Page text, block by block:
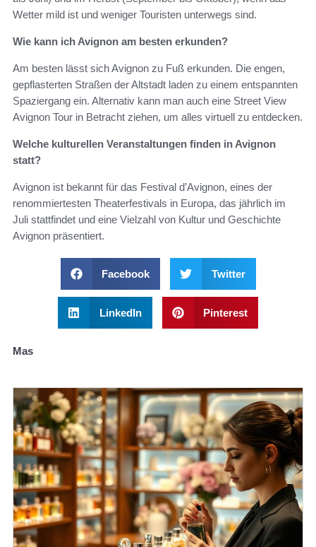
Wetter mild ist und weniger Touristen unterwegs sind.
Wie kann ich Avignon am besten erkunden?
Am besten lässt sich Avignon zu Fuß erkunden. Die engen,
gepflasterten Straßen der Altstadt laden zu einem entspannten
Spaziergang ein. Alternativ kann man auch eine Street View
Avignon Tour in Betracht ziehen, um alles virtuell zu entdecken.
Welche kulturellen Veranstaltungen finden in Avignon
statt?
Avignon ist bekannt für das Festival d’Avignon, eines der
renommiertesten Theaterfestivals in Europa, das jährlich im
Juli stattfindet und eine Vielzahl von Kultur und Geschichte
Avignon präsentiert.
Facebook Twitter
LinkedIn Pinterest
Mas